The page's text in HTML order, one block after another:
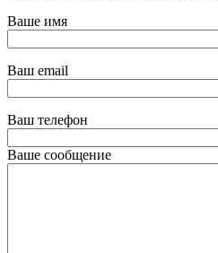
Ваше имя
Ваш email
Ваш телефон
Ваше сообщение